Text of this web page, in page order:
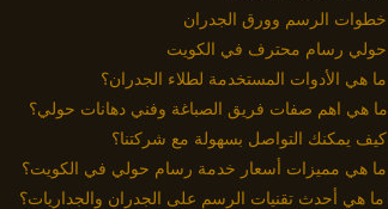
خطوات الرسم وورق الجدران
حولي رسام محترف في الكويت
ما هي الأدوات المستخدمة لطلاء الجدران؟
ما هي اهم صفات فريق الصباغة وفني دهانات حولي؟
كيف يمكنك التواصل بسهولة مع شركتنا؟
ما هي مميزات أسعار خدمة رسام حولي في الكويت؟
ما هي أحدث تقنيات الرسم على الجدران والجداريات؟